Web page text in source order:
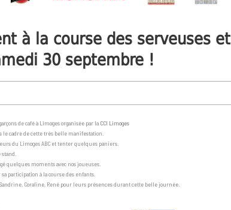
à la course des serveuses et
30 septembre !
de café à Limoges organisée par la CCI Limoges
le cadre de cette très belle manifestation.
du Limoges ABC et tenter quelques paniers.
quelques moments avec nos joueuses.
participation à la course des enfants.
Coraline, René pour leurs présences durant cette belle journée.